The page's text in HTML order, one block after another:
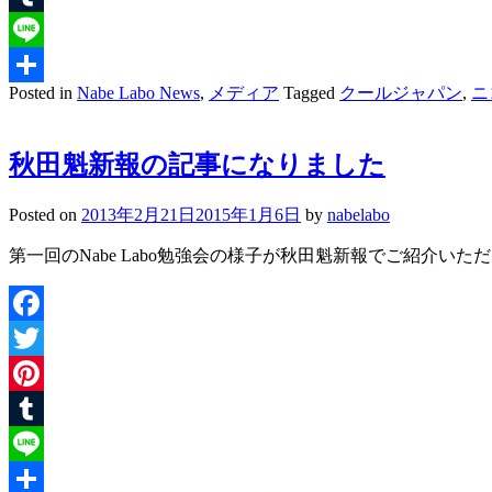
Tumblr
Line
共
Posted in Nabe Labo News, メディア Tagged クールジャパン,
秋田魁新報の記事になりました
Posted on 2013年2月21日 2015年1月6日 by nabelabo
第一回のNabe Labo勉強会の様子が秋田魁新報でご紹介いただ
Facebook
Twitter
Pinterest
Tumblr
Line